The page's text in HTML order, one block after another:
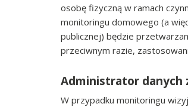
osobę fizyczną w ramach
monitoringu domowego (a
publicznej) będzie
przeciwnym razie,
Administrator danych
W przypadku monitoringu